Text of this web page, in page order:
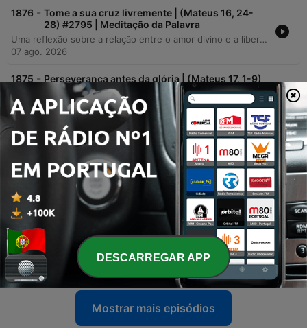
1876 - Tome a sua cruz livremente | (Mateus 16, 24-
28) #2795 | Meditação da Palavra
Uma reflexão sobre a relação entre o amor divino e a liberdade humana. O conteúdo explora como Deus respeita o livre-arbítrio, permitindo que cada indivíduo escolha seu caminho sem imposições, utilizando passagens bíblicas de Gálatas, Mateus, Eclesiástico e Apocalipse para fundamentar a ideia de que seguir a Cristo é uma decisão voluntária que exige renúncia, mas que traz recompensa.
07 ago. 2026
1875 - Perseverança antes da glória | (Mateus 17, 1-9)
#2794 | Meditação da Palavra
O episódio propõe uma meditação sobre a necessidade de perseverança diante das tribulações para se alcançar a glória espiritual. Através da leitura do Evangelho da Transfiguração, o locutor explora como o desejo de Pedro de permanecer no monte não poderia ignorar o caminho necessário da cruz e do sofrimento. A reflexão é acompanhada por um convite para uma campanha de oração de 40 dias com São Miguel Arcanjo, que ocorrerá de 15 de agosto a 29 de setembro, focada em sacrifício e penitência durante a madrugada.
06 ago. 2026
1874 - Não desanime | (Mateus 15, 21-28) #2793 |
Meditação da Palavra
Uma reflexão espiritual baseada no Evangelho de Mateus sobre a persistência da mulher cananeia diante do silêncio de Jesus. O episódio explora como o silêncio divino não deve ser interpretado como ausência de resposta, mas como um preparo para o milagre, destacando a importância da fé e da perseverança nas orações. A mensagem também apresenta um convite para um propósito de 40 dias de oração na madrugada, inspirado em São Francisco de Assis, incentivando os fiéis a buscarem socorro celestial e a não desistirem de suas súplicas mesmo diante das tribulações.
1873 - As prefigurações de Cristo no Antigo
Testamento | Parte 26 | Luz para os meus
passos | #76
Este episódio explora as prefigurações de Cristo no Antigo Testamento, analisando como elementos como o maná e a Arca da Aliança antecipam a Eucaristia e a Encarnação. A discussão detalha a tipologia bíblica presente nos profetas, com foco especial no sinal de Jonas, na conexão espiritual entre Elias e João Batista, e nas profecias do servo sofredor em Isaías.
04 ago. 2026
Mostrar mais episódios
DESCARREGAR APP